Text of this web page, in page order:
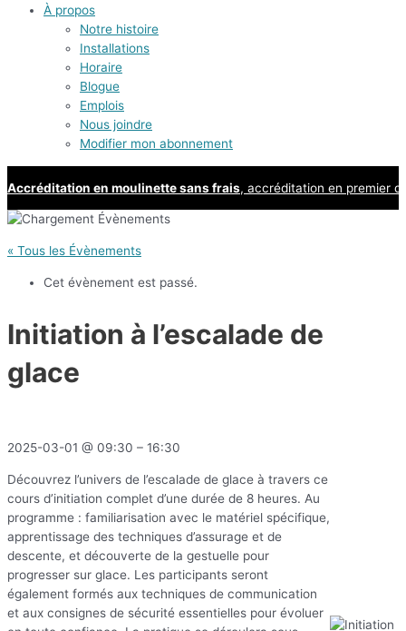
À propos
Notre histoire
Installations
Horaire
Blogue
Emplois
Nous joindre
Modifier mon abonnement
Accréditation en moulinette sans frais, accréditation en premier
« Tous les Évènements
Cet évènement est passé.
Initiation à l’escalade de
glace
2025-03-01 @ 09:30 – 16:30
Découvrez l’univers de l’escalade de glace à travers ce
cours d’initiation complet d’une durée de 8 heures. Au
programme : familiarisation avec le matériel spécifique,
apprentissage des techniques d’assurage et de
descente, et découverte de la gestuelle pour
progresser sur glace. Les participants seront
également formés aux techniques de communication
et aux consignes de sécurité essentielles pour évoluer